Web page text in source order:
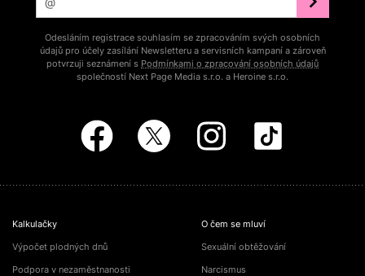
Odesláním registrace souhlasím se zpracováním svých osobních
údajů pro účely zasílání Newsletteru a servisních kampaní a zároveň
potvrzuji seznámení s Podmínkami o zpracování osobních údajů
společností Next Page Media s.r.o. a Heroine s.r.o.
Kalkulačky
Výpočet plodných dnů
Podpora v nezaměstnanosti
O čem se mluví
Sexuální obtěžování
Narcismus